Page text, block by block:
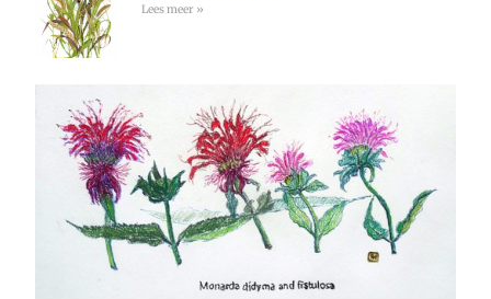
Lees meer »